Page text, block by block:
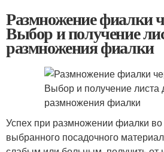
Размножение фиалки
Выбор и получение
размножения фиалки
Успех при размножении фиалки во
выбранного посадочного